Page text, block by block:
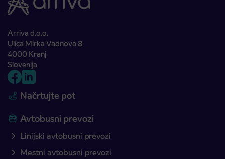
Arriva d.o.o.
Ulica Mirka Vadnova 8
4000 Kranj
Slovenija
Načrtujte pot
Avtobusni prevozi
Linijski avtobusni prevozi
Mestni avtobusni prevozi